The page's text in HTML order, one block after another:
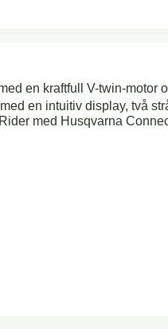
en kraftfull V-twin-motor
en intuitiv display, två
med Husqvarna